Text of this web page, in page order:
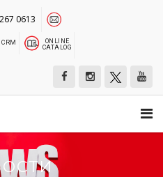
0613
CRM
ONLINE
CATALOG